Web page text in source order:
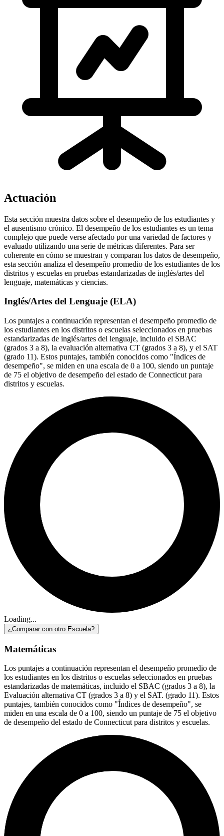
Actuación
Esta sección muestra datos sobre el desempeño de los estudiantes y
el ausentismo crónico. El desempeño de los estudiantes es un tema
complejo que puede verse afectado por una variedad de factores y
evaluado utilizando una serie de métricas diferentes. Para ser
coherente en cómo se muestran y comparan los datos de desempeño,
esta sección analiza el desempeño promedio de los estudiantes de los
distritos y escuelas en pruebas estandarizadas de inglés/artes del
lenguaje, matemáticas y ciencias.
Inglés/Artes del Lenguaje (ELA)
Los puntajes a continuación representan el desempeño promedio de
los estudiantes en los distritos o escuelas seleccionados en pruebas
estandarizadas de inglés/artes del lenguaje, incluido el SBAC
(grados 3 a 8), la evaluación alternativa CT (grados 3 a 8), y el SAT
(grado 11). Estos puntajes, también conocidos como "Índices de
desempeño", se miden en una escala de 0 a 100, siendo un puntaje
de 75 el objetivo de desempeño del estado de Connecticut para
distritos y escuelas.
Loading...
¿Comparar con otro Escuela?
Matemáticas
Los puntajes a continuación representan el desempeño promedio de
los estudiantes en los distritos o escuelas seleccionados en pruebas
estandarizadas de matemáticas, incluido el SBAC (grados 3 a 8), la
Evaluación alternativa CT (grados 3 a 8) y el SAT. (grado 11). Estos
puntajes, también conocidos como "Índices de desempeño", se
miden en una escala de 0 a 100, siendo un puntaje de 75 el objetivo
de desempeño del estado de Connecticut para distritos y escuelas.